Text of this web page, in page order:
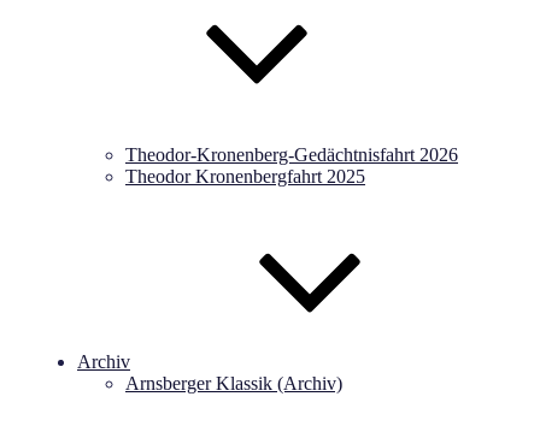
Theodor-Kronenberg-Gedächtnisfahrt 2026
Theodor Kronenbergfahrt 2025
Archiv
Arnsberger Klassik (Archiv)